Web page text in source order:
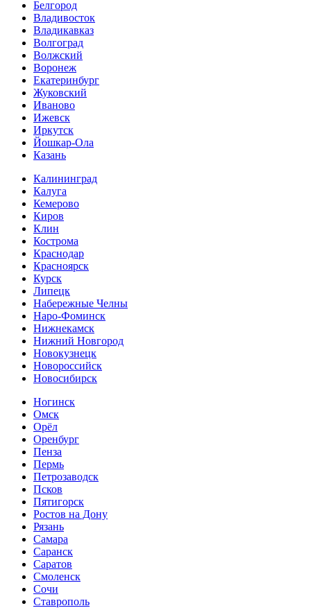
Белгород
Владивосток
Владикавказ
Волгоград
Волжский
Воронеж
Екатеринбург
Жуковский
Иваново
Ижевск
Иркутск
Йошкар-Ола
Казань
Калининград
Калуга
Кемерово
Киров
Клин
Кострома
Краснодар
Красноярск
Курск
Липецк
Набережные Челны
Наро-Фоминск
Нижнекамск
Нижний Новгород
Новокузнецк
Новороссийск
Новосибирск
Ногинск
Омск
Орёл
Оренбург
Пенза
Пермь
Петрозаводск
Псков
Пятигорск
Ростов на Дону
Рязань
Самара
Саранск
Саратов
Смоленск
Сочи
Ставрополь